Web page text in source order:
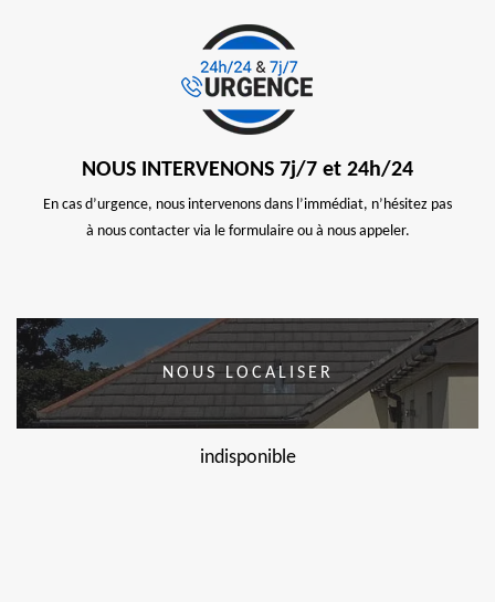
NOUS INTERVENONS 7j/7 et 24h/24
En cas d’urgence, nous intervenons dans l’immédiat, n’hésitez pas
à nous contacter via le formulaire ou à nous appeler.
NOUS LOCALISER
indisponible